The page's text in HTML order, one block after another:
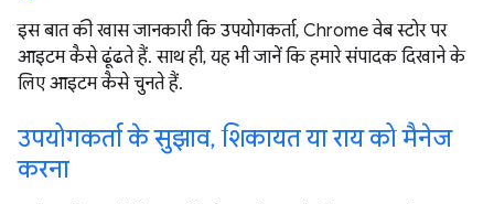
इस बात की खास जानकारी कि उपयोगकर्ता, Chrome वेब स्टोर पर
आइटम कैसे ढूंढते हैं. साथ ही, यह भी जानें कि हमारे संपादक दिखाने के
लिए आइटम कैसे चुनते हैं.
उपयोगकर्ता के सुझाव, शिकायत या राय को मैनेज
करना